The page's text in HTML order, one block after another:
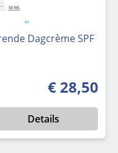
Dagcrème SPF
Normale
€ 28,50
Details